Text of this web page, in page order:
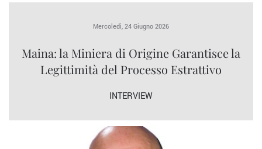
Mercoledì, 24 Giugno 2026
Maina: la Miniera di Origine Garantisce la
Legittimità del Processo Estrattivo
INTERVIEW